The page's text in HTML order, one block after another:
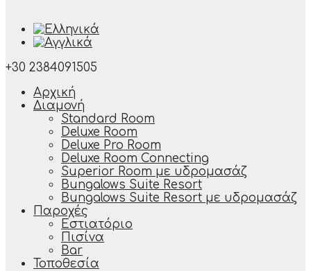
+30 2384091505
Αρχική
Διαμονή
Standard Room
Deluxe Room
Deluxe Pro Room
Deluxe Room Connecting
Superior Room με υδρομασάζ
Bungalows Suite Resort
Bungalows Suite Resort με υδρομασάζ
Παροχές
Εστιατόριο
Πισίνα
Bar
Τοποθεσία